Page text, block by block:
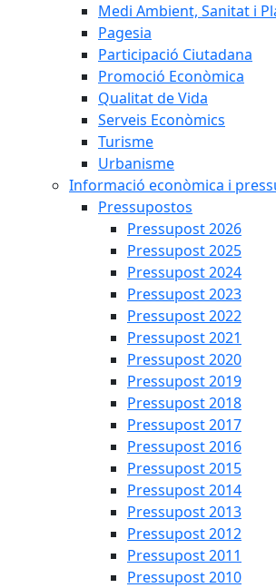
Medi Ambient, Sanitat i
Pagesia
Participació Ciutadana
Promoció Econòmica
Qualitat de Vida
Serveis Econòmics
Turisme
Urbanisme
Informació econòmica i
Pressupostos
Pressupost 2026
Pressupost 2025
Pressupost 2024
Pressupost 2023
Pressupost 2022
Pressupost 2021
Pressupost 2020
Pressupost 2019
Pressupost 2018
Pressupost 2017
Pressupost 2016
Pressupost 2015
Pressupost 2014
Pressupost 2013
Pressupost 2012
Pressupost 2011
Pressupost 2010